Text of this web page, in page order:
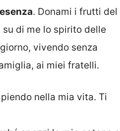
. Donami i frutti del
di me lo spirito delle
vivendo senza
ai miei fratelli.
nella mia vita. Ti